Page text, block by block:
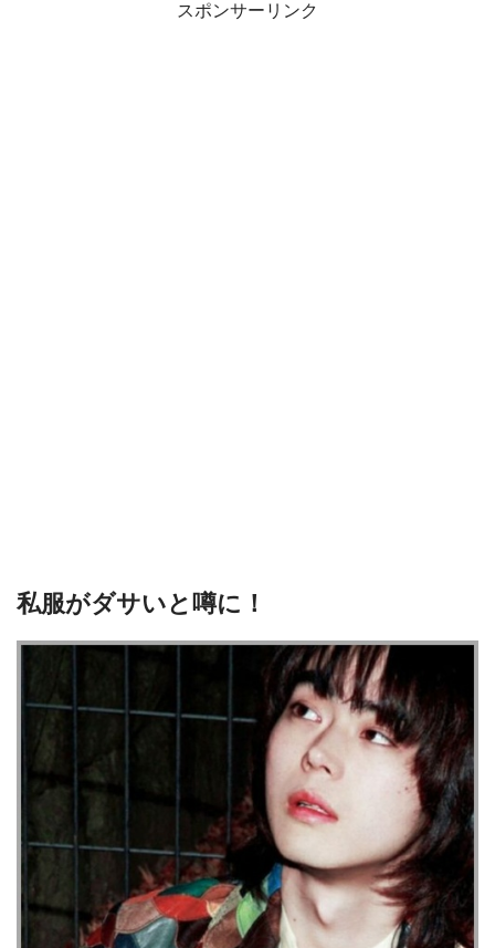
スポンサーリンク
私服がダサいと噂に！